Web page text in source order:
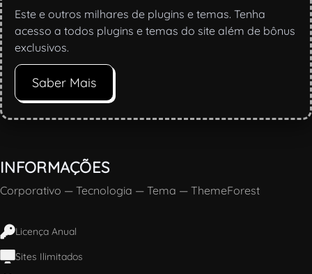
Este e outros milhares de plugins e temas. Tenha
acesso a todos plugins e temas do site além de bônus
exclusivos.
Saber Mais
INFORMAÇÕES
Corporativo — Tecnologia — Tema — ThemeForest
Licença Anual
Sites Ilimitados